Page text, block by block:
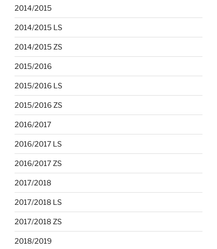
2014/2015
2014/2015 LS
2014/2015 ZS
2015/2016
2015/2016 LS
2015/2016 ZS
2016/2017
2016/2017 LS
2016/2017 ZS
2017/2018
2017/2018 LS
2017/2018 ZS
2018/2019